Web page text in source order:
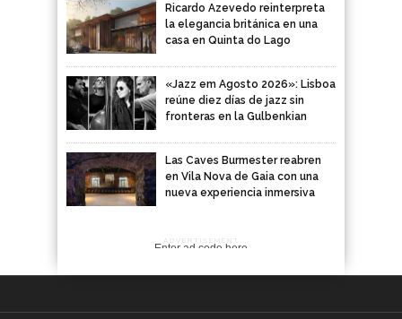
Ricardo Azevedo reinterpreta
la elegancia británica en una
casa en Quinta do Lago
«Jazz em Agosto 2026»: Lisboa
reúne diez días de jazz sin
fronteras en la Gulbenkian
Las Caves Burmester reabren
en Vila Nova de Gaia con una
nueva experiencia inmersiva
ADVERTISEMENT
Enter ad code here